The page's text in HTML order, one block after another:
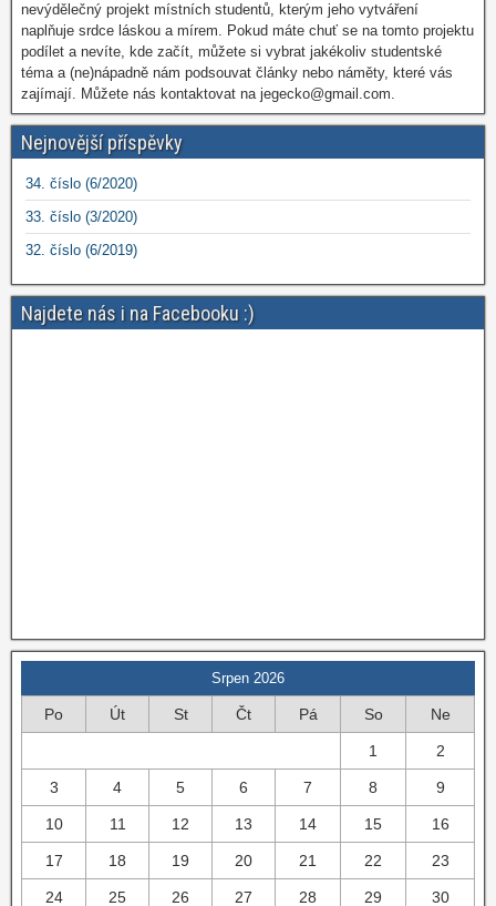
nevýdělečný projekt místních studentů, kterým jeho vytváření
naplňuje srdce láskou a mírem. Pokud máte chuť se na tomto projektu
podílet a nevíte, kde začít, můžete si vybrat jakékoliv studentské
téma a (ne)nápadně nám podsouvat články nebo náměty, které vás
zajímají. Můžete nás kontaktovat na jegecko@gmail.com.
Nejnovější příspěvky
34. číslo (6/2020)
33. číslo (3/2020)
32. číslo (6/2019)
Najdete nás i na Facebooku :)
Srpen 2026
Po Út St Čt Pá So Ne
1 2
3 4 5 6 7 8 9
10 11 12 13 14 15 16
17 18 19 20 21 22 23
24 25 26 27 28 29 30